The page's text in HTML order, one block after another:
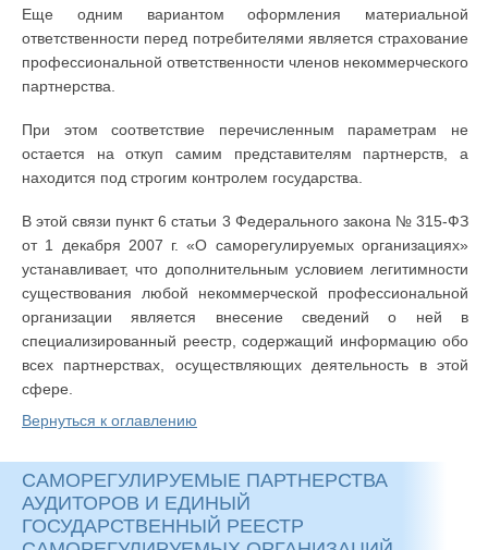
Еще одним вариантом оформления материальной
ответственности перед потребителями является страхование
профессиональной ответственности членов некоммерческого
партнерства.
При этом соответствие перечисленным параметрам не
остается на откуп самим представителям партнерств, а
находится под строгим контролем государства.
В этой связи пункт 6 статьи 3 Федерального закона № 315-ФЗ
от 1 декабря 2007 г. «О саморегулируемых организациях»
устанавливает, что дополнительным условием легитимности
существования любой некоммерческой профессиональной
организации является внесение сведений о ней в
специализированный реестр, содержащий информацию обо
всех партнерствах, осуществляющих деятельность в этой
сфере.
Вернуться к оглавлению
САМОРЕГУЛИРУЕМЫЕ ПАРТНЕРСТВА
АУДИТОРОВ И ЕДИНЫЙ
ГОСУДАРСТВЕННЫЙ РЕЕСТР